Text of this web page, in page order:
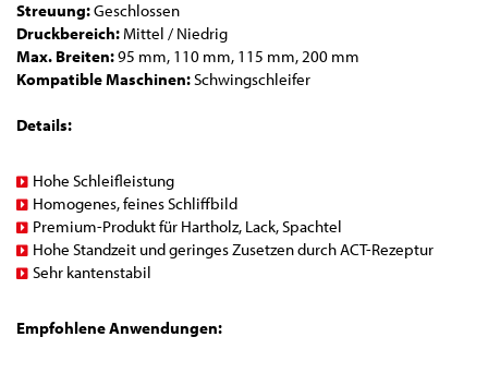
Streuung:Geschlossen
Druckbereich: Mittel / Niedrig
Max. Breiten:95 mm, 110 mm, 115 mm, 200 mm
Kompatible Maschinen:Schwingschleifer
Details:
Hohe Schleifleistung
Homogenes, feines Schliffbild
Premium-Produkt für Hartholz, Lack, Spachtel
Hohe Standzeit und geringes Zusetzen durch ACT-Rezeptur
Sehr kantenstabil
Empfohlene Anwendungen: